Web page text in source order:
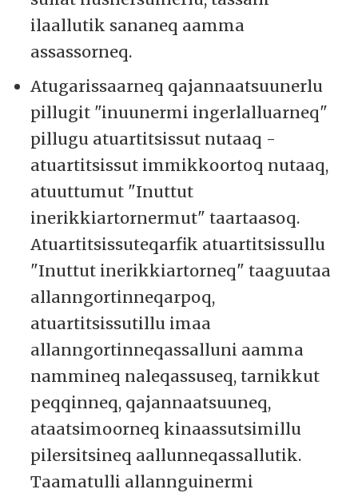
ilaallutik sananeq aamma
assassorneq.
Atugarissaarneq qajannaatsuunerlu
pillugit "inuunermi ingerlalluarneq"
pillugu atuartitsissut nutaaq -
atuartitsissut immikkoortoq nutaaq,
atuuttumut "Inuttut
inerikkiartornermut" taartaasoq.
Atuartitsissuteqarfik atuartitsissullu
"Inuttut inerikkiartorneq" taaguutaa
allanngortinneqarpoq,
atuartitsissutillu imaa
allanngortinneqassalluni aamma
nammineq naleqassuseq, tarnikkut
peqqinneq, qajannaatsuuneq,
ataatsimoorneq kinaassutsimillu
pilersitsineq aallunneqassallutik.
Taamatulli allannguinermi